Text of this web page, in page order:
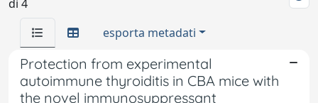
di 4
esporta metadati
Protection from experimental
autoimmune thyroiditis in CBA mice with
the novel immunosuppressant